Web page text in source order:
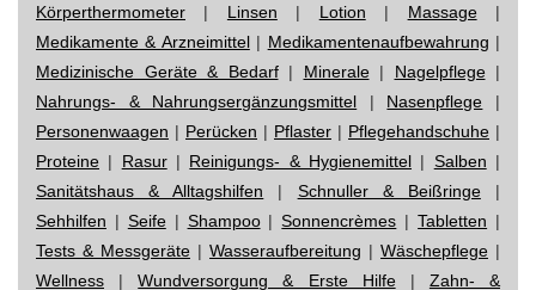
Körperthermometer | Linsen | Lotion | Massage|
Medikamente & Arzneimittel| Medikamentenaufbewahrung |
Medizinische Geräte & Bedarf| Minerale| Nagelpflege|
Nahrungs- & Nahrungsergänzungsmittel | Nasenpflege |
Personenwaagen | Perücken | Pflaster | Pflegehandschuhe |
Proteine | Rasur| Reinigungs- & Hygienemittel | Salben |
Sanitätshaus & Alltagshilfen | Schnuller & Beißringe|
Sehhilfen | Seife| Shampoo|Sonnencrèmes |Tabletten |
Tests & Messgeräte | Wasseraufbereitung | Wäschepflege |
Wellness |Wundversorgung & Erste Hilfe| Zahn- &